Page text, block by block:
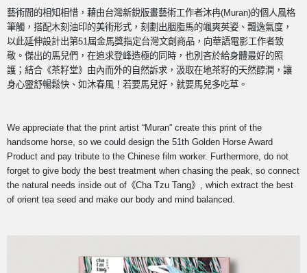
藝術間的相知相惜，藉由台灣新銳版畫藝術工作者沐冉(Muran)的個人風格
筆觸，搭配木刻油印的美術形式，刻劃出胭脂馬的颯爽英姿、飄逸氣度，
以此延伸設計出第51屆金馬獎指定台灣文創商品，向華語電影工作者致
敬。傑出的馬兒們，在追求登峰造極的同時，也別吝於給身體最好的照
護；結合《茶籽堂》由內而外的自然訴求，汲取在地茶籽的天然醇潤，讓
身心靈舒暢鬆快、如沐春風！若要馬兒好，就要馬兒多吃草。
We appreciate that the print artist “Muran” create this print of the
handsome horse, so we could design the 51th Golden Horse Award
Product and pay tribute to the Chinese film worker. Furthermore, do not
forget to give body the best treatment when chasing the peak, so connect
the natural needs inside out of《Cha Tzu Tang》, which extract the best
of orient tea seed and make our body and mind balanced.